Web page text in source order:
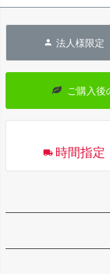
法人様限定
ご購入後
時間指定